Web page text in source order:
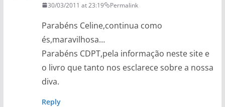
30/03/2011 at 23:19 Permalink
Parabéns Celine,continua como
és,maravilhosa…
Parabéns CDPT,pela informação neste site e
o livro que tanto nos esclarece sobre a nossa
diva.
Reply